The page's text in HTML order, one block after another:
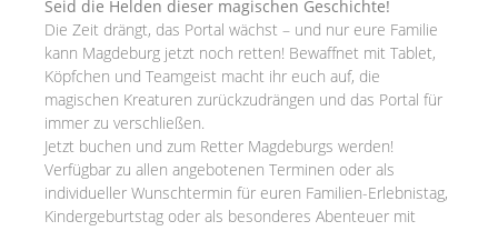
Seid die Helden dieser magischen Geschichte!
Die Zeit drängt, das Portal wächst – und nur eure Familie
kann Magdeburg jetzt noch retten! Bewaffnet mit Tablet,
Köpfchen und Teamgeist macht ihr euch auf, die
magischen Kreaturen zurückzudrängen und das Portal für
immer zu verschließen.
Jetzt buchen und zum Retter Magdeburgs werden!
Verfügbar zu allen angebotenen Terminen oder als
individueller Wunschtermin für euren Familien-Erlebnistag,
Kindergeburtstag oder als besonderes Abenteuer mit